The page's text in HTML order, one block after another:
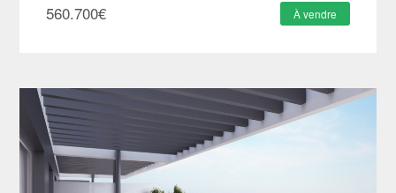
560.700€ À vendre